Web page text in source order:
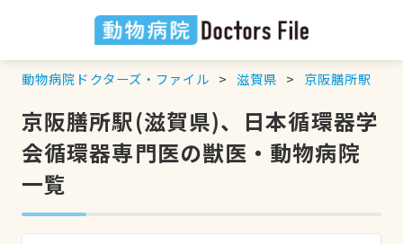
動物病院ドクターズ・ファイル 滋賀県 京阪膳所駅
京阪膳所駅(滋賀県)、日本循環器学
会循環器専門医の獣医・動物病院
一覧